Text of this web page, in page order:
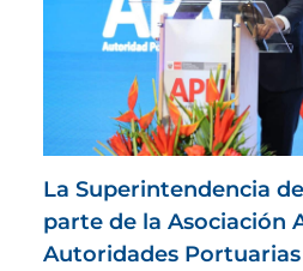
La Superintendencia
parte de la Asociación
Autoridades